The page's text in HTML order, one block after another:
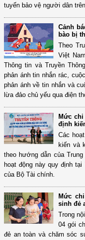
tuyến bảo vệ người dân
Cảnh
bào bị
Theo
Việt
Thông tin và Truyền
phản ánh tin nhắn rác,
phản ánh về tin nhắn và
lừa đảo chủ yếu qua điện
Mức
định
Các
kiến và
theo hướng dẫn của
hoạt động này quy định
của Bộ Tài chính.
Mức
sinh đẻ
Trong
04 gói
đẻ an toàn và chăm sóc